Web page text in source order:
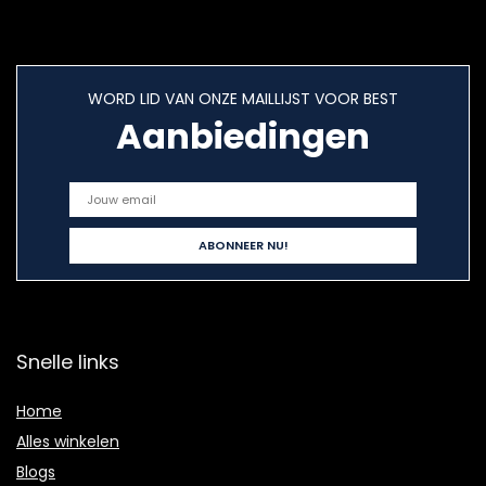
WORD LID VAN ONZE MAILLIJST VOOR BEST
Aanbiedingen
Snelle links
Home
Alles winkelen
Blogs